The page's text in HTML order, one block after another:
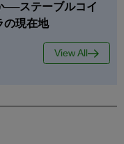
──ステーブルコイ
の現在地
View All